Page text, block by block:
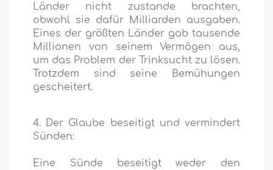
Länder nicht zustande brachten,
obwohl sie dafür Milliarden ausgaben.
Eines der größten Länder gab tausende
Millionen von seinem Vermögen aus,
um das Problem der Trinksucht zu lösen.
Trotzdem sind seine Bemühungen
gescheitert.
4. Der Glaube beseitigt und vermindert
Sünden:
Eine Sünde beseitigt weder den